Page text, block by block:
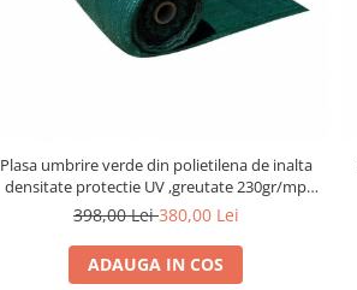
Plasa umbrire verde din polietilena de inalta
densitate protectie UV ,greutate 230gr/mp
,latime 1,5 m,lungime 50 m
398,00 Lei380,00 Lei
ADAUGA IN COS